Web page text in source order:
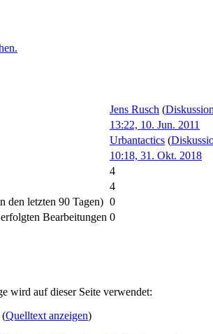
Jens Rusch (Diskussion
13:22, 10. Jun. 2011
Urbantactics (
10:18, 31. Okt. 2018
4
4
den letzten 90 Tagen) 0
Bearbeitungen 0
wird auf dieser Seite verwendet:
(Quelltext anzeigen)